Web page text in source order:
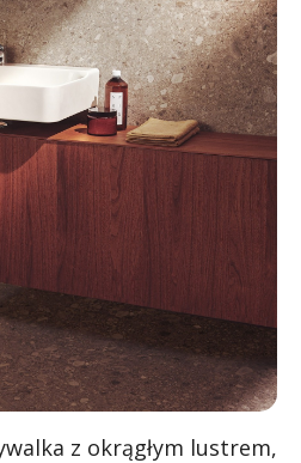
z okrągłym lustrem,